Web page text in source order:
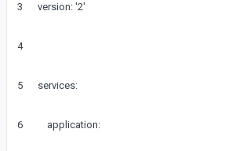
3
4
5
6
version: '2'
services:
application: